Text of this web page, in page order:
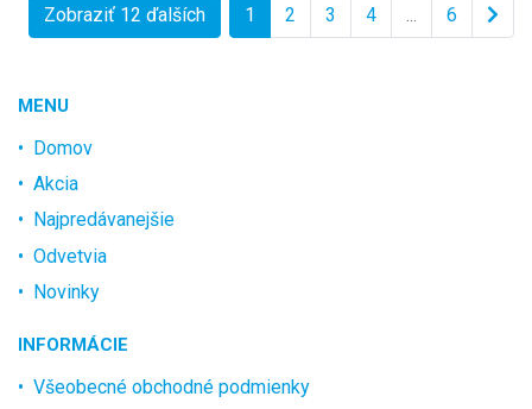
Zobraziť 12 ďalších 1 2 3 4 6
MENU
Domov
Akcia
Najpredávanejšie
Odvetvia
Novinky
INFORMÁCIE
Všeobecné obchodné podmienky